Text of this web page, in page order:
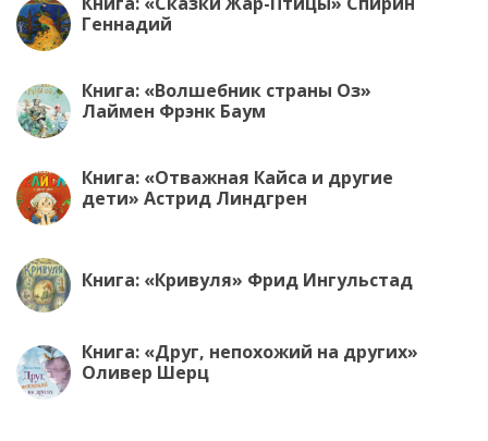
Геннадий
Книга: «Волшебник страны Оз»
Лаймен Фрэнк Баум
Книга: «Отважная Кайса и другие
дети» Астрид Линдгрен
Книга: «Кривуля» Фрид Ингульстад
Книга: «Друг, непохожий на других»
Оливер Шерц